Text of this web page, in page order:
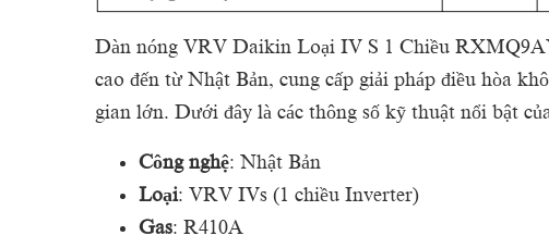
Dàn nóng VRV Daikin Loại IV S 1 Chiều
cao đến từ Nhật Bản, cung cấp giải pháp điều hòa
gian lớn. Dưới đây là các thông số kỹ thuật nổi bật
Công nghệ: Nhật Bản
Loại: VRV IVs (1 chiều Inverter)
Gas: R410A